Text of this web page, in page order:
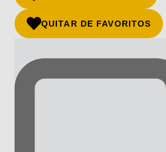
QUITAR DE FAVORITOS